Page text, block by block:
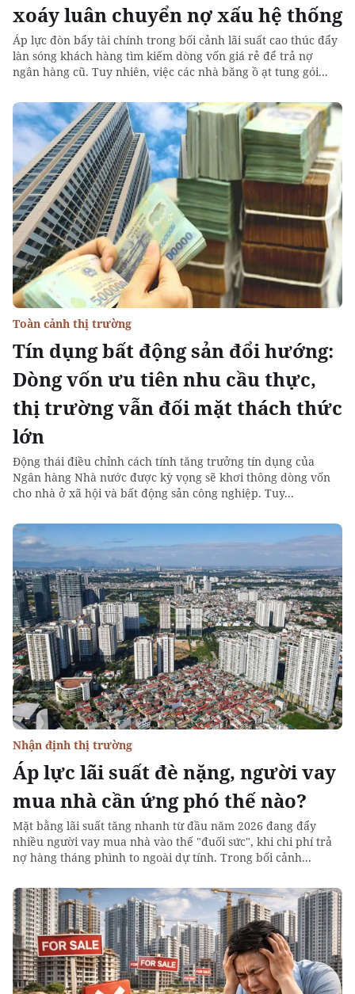
xoáy luân chuyển nợ xấu hệ thống
Áp lực đòn bẩy tài chính trong bối cảnh lãi suất cao thúc đẩy
làn sóng khách hàng tìm kiếm dòng vốn giá rẻ để trả nợ
ngân hàng cũ. Tuy nhiên, việc các nhà băng ồ ạt tung gói...
Tín dụng bất động sản đổi hướng:
Dòng vốn ưu tiên nhu cầu thực,
thị trường vẫn đối mặt thách thức
lớn
Toàn cảnh thị trường
Động thái điều chỉnh cách tính tăng trưởng tín dụng của
Ngân hàng Nhà nước được kỳ vọng sẽ khơi thông dòng vốn
cho nhà ở xã hội và bất động sản công nghiệp. Tuy...
Áp lực lãi suất đè nặng, người vay
mua nhà cần ứng phó thế nào?
Nhận định thị trường
Mặt bằng lãi suất tăng nhanh từ đầu năm 2026 đang đẩy
nhiều người vay mua nhà vào thế "đuối sức", khi chi phí trả
nợ hàng tháng phình to ngoài dự tính. Trong bối cảnh...